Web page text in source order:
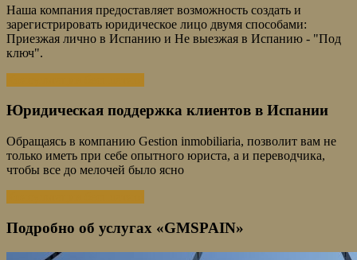
Наша компания предоставляет возможность создать и
зарегистрировать юридическое лицо двумя способами:
Приезжая лично в Испанию и Не выезжая в Испанию - "Под
ключ".
Юридическая поддержка клиентов в Испании
Обращаясь в компанию Gestion inmobiliaria, позволит вам не
только иметь при себе опытного юриста, а и переводчика,
чтобы все до мелочей было ясно
Подробно об услугах «GMSPAIN»